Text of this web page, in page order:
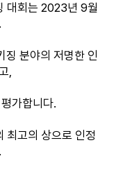
대회는 2023년 9월
징 분야의 저명한 인
,
가합니다.
최고의 상으로 인정